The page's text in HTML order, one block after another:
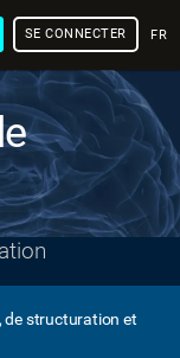
SE CONNECTER
de structuration et